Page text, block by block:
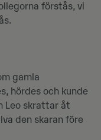
förstås, vi
gamla
hördes och kunde
Leo skrattar åt
den skaran före